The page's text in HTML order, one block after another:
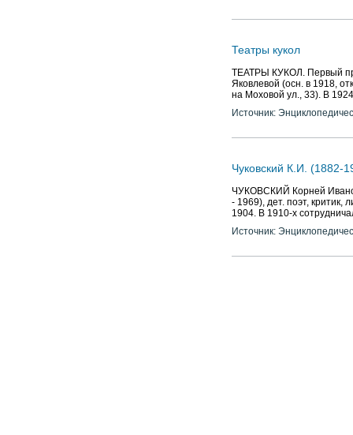
Театры кукол
ТЕАТРЫ КУКОЛ. Первый
Яковлевой (осн. в 1918,
на Моховой ул., 33). В
Источник:
Чуковский К.И. (1882-
ЧУКОВСКИЙ Корней
- 1969), дет. поэт, критик,
1904. В 1910-х
Источник: